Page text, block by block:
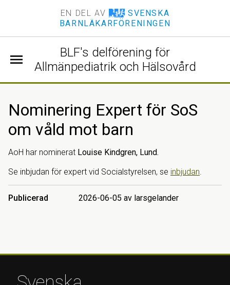
EN DEL AV
SVENSKA
BARNLÄKARFÖRENINGEN
BLF's delförening för
Allmänpediatrik och Hälsovård
menu
Nominering Expert för SoS
om våld mot barn
AoH har nominerat Louise Kindgren, Lund.
Se inbjudan för expert vid Socialstyrelsen, se inbjudan.
Publicerad 2026-06-05 av larsgelander